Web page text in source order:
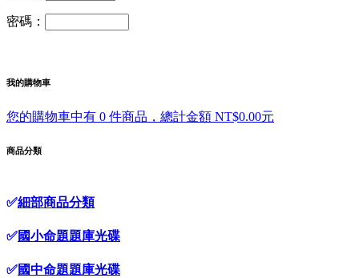
密碼：
我的購物車
您的購物車中有 0 件商品，總計金額 NT$0.00元
商品分類
✅細部商品分類
✅國小命題題庫光碟
✅國中命題題庫光碟